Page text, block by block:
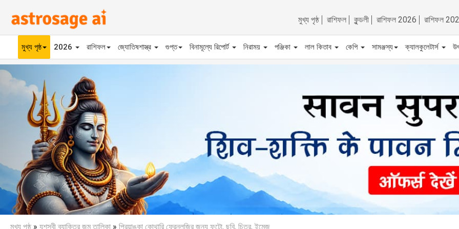
মুখ্য পৃষ্ঠ রাশিফল কুন্ডলী রাশিফল 2026 রাশিফল
মুখ্য পৃষ্ঠ 2026 রাশিফল জ্যোতিষশাস্ত্র গুপ্ত বিনামূল্যে রিপোর্ট নিরাময় পঞ্জিকা লাল কিতাব কেপি সামঞ্জস্য ক্যালকুলেটার্স
Previous
মুখ্য পৃষ্ঠ » যশস্বী ব্যাক্তির জন্ম তালিকা » প্রিয়াঙ্কা কোথারি ফ্রেনলজির জন্য ফটো, ছবি, চিত্র, ইমেজ